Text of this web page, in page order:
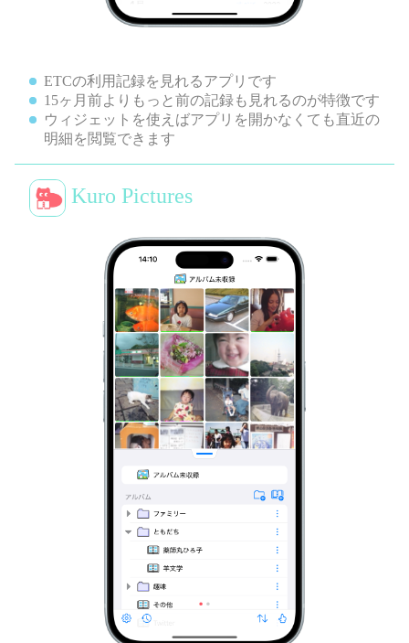
ETCの利用記録を見れるアプリです
15ヶ月前よりもっと前の記録も見れるのが特徴です
ウィジェットを使えばアプリを開かなくても直近の
明細を閲覧できます
Kuro Pictures